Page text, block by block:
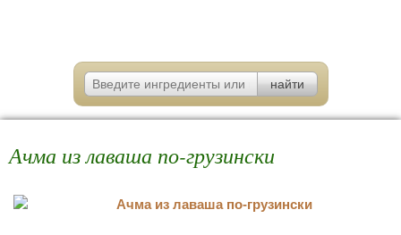
Ачма из лаваша по-грузински